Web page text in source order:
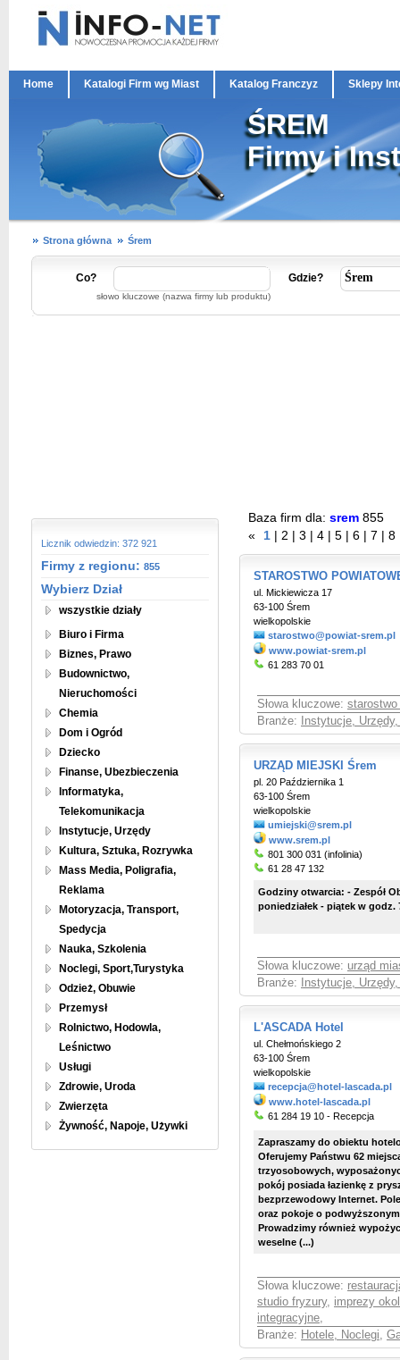
Home Katalogi Firm wg Miast Katalog Franczyz Sklepy
ŚREM
Firmy i
Strona główna Śrem
Co?
słowo kluczowe (nazwa firmy lub produktu)
Gdzie?
Licznik odwiedzin: 372 921
Firmy z regionu: 855
Wybierz Dział
wszystkie działy
Biuro i Firma
Biznes, Prawo
Budownictwo,
Nieruchomości
Chemia
Dom i Ogród
Dziecko
Finanse, Ubezbieczenia
Informatyka,
Telekomunikacja
Instytucje, Urzędy
Kultura, Sztuka, Rozrywka
Mass Media, Poligrafia,
Reklama
Motoryzacja, Transport,
Spedycja
Nauka, Szkolenia
Noclegi, Sport,Turystyka
Odzież, Obuwie
Przemysł
Rolnictwo, Hodowla,
Leśnictwo
Usługi
Zdrowie, Uroda
Zwierzęta
Żywność, Napoje, Używki
Baza firm dla: srem 855
«
1 2 3 4 5 6 7 8
STAROSTWO
ul. Mickiewicza 17
63-100 Śrem
wielkopolskie
starostwo@powiat-srem.pl
www.powiat-srem.pl
61 283 70 01
Słowa kluczowe: starostwo
Branże:
Instytucje,
URZĄD MIEJSKI Śrem
pl. 20 Października 1
63-100 Śrem
wielkopolskie
umiejski@srem.pl
www.srem.pl
801 300 031 (infolinia)
61 28 47 132
Godziny otwarcia: - Zespół
poniedziałek - piątek w godz.
Słowa kluczowe: urząd
Branże:
Instytucje,
L'ASCADA Hotel
ul. Chełmońskiego 2
63-100 Śrem
wielkopolskie
recepcja@hotel-lascada.pl
www.hotel-lascada.pl
61 284 19 10 - Recepcja
Zapraszamy do obiektu
Oferujemy Państwu 62
trzyosobowych,
pokój posiada łazienkę z
bezprzewodowy Internet.
oraz pokoje o
Prowadzimy również
weselne (...)
Słowa kluczowe:
studio fryzury, imprezy
integracyjne,
Branże: Hotele, Noclegi,